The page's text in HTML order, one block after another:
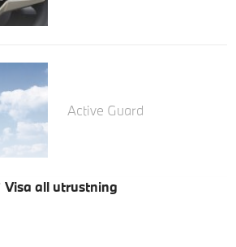
Active Guard
Visa all utrustning